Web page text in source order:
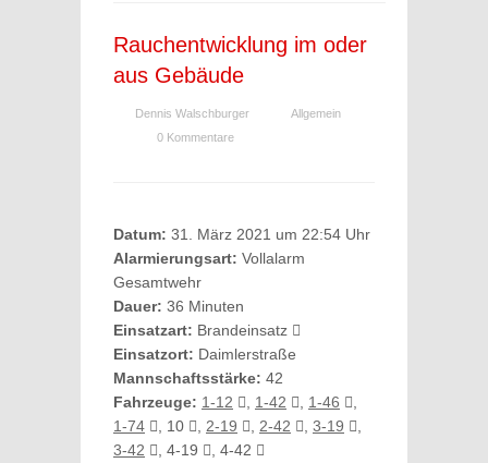
Rauchentwicklung im oder
aus Gebäude
Dennis Walschburger
Allgemein
0 Kommentare
Datum: 31. März 2021 um 22:54 Uhr
Alarmierungsart: Vollalarm
Gesamtwehr
Dauer: 36 Minuten
Einsatzart: Brandeinsatz
Einsatzort: Daimlerstraße
Mannschaftsstärke: 42
Fahrzeuge: 1-12 1-42 1-46
1-74
, 10 2-19 2-42 3-19
3-42
, 4-19
, 4-42